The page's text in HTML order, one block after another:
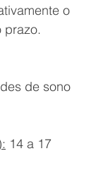
o
prazo.
de sono
14 a 17